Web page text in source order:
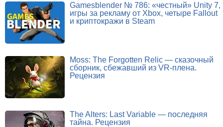
Gamesblender № 786: «честный» Unity 7,
игры за рекламу от Xbox, четыре Fallout
и криптокражи в Steam
Moss: The Forgotten Relic — сказочный
сборник, сбежавший из VR-плена.
Рецензия
The Alters: Last Variable — последняя
тайна. Рецензия